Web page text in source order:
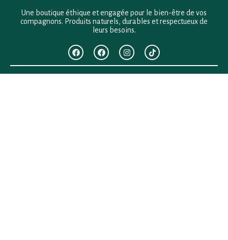
Une boutique éthique et engagée pour le bien-être de vos
compagnons. Produits naturels, durables et respectueux de
leurs besoins.